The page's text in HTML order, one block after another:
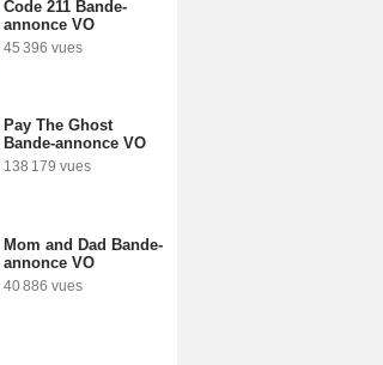
Code 211 Bande-
annonce VO
45 396 vues
Pay The Ghost
Bande-annonce VO
138 179 vues
Mom and Dad Bande-
annonce VO
40 886 vues